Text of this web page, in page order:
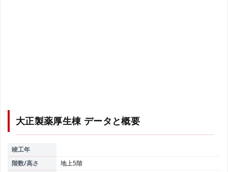
大正製薬厚生棟 データと概要
竣工年
階数/高さ
地上5階